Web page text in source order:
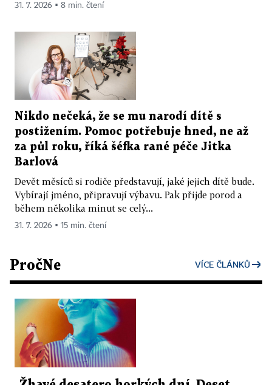
31. 7. 2026 ▪ 8 min. čtení
Nikdo nečeká, že se mu narodí dítě s
postižením. Pomoc potřebuje hned, ne až
za půl roku, říká šéfka rané péče Jitka
Barlová
Devět měsíců si rodiče představují, jaké jejich dítě bude.
Vybírají jméno, připravují výbavu. Pak přijde porod a
během několika minut se celý...
31. 7. 2026 ▪ 15 min. čtení
PročNe VÍCE ČLÁNKŮ